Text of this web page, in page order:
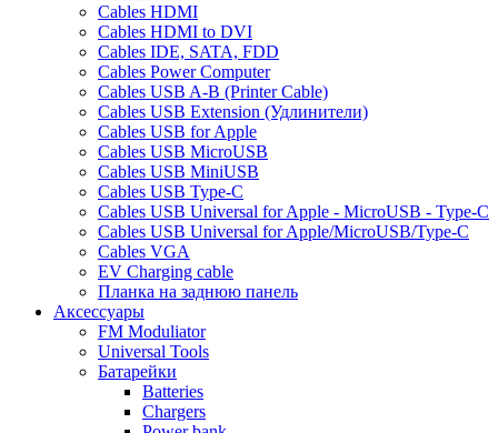
Cables HDMI
Cables HDMI to DVI
Cables IDE, SATA, FDD
Cables Power Computer
Cables USB A-B (Printer Cable)
Cables USB Extension (Удлинители)
Cables USB for Apple
Cables USB MicroUSB
Cables USB MiniUSB
Cables USB Type-C
Cables USB Universal for Apple - MicroUSB - Type-C
Cables USB Universal for Apple/MicroUSB/Type-C
Cables VGA
EV Charging cable
Планка на заднюю панель
Аксессуары
FM Moduliator
Universal Tools
Батарейки
Batteries
Chargers